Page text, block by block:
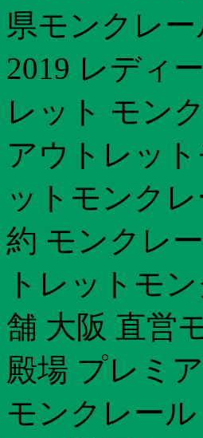
県モンクレ
2019 レディ
レット モン
アウトレッ
ットモンク
約 モンクレ
トレットモ
舗 大阪 直営
殿場 プレミ
モンクレー